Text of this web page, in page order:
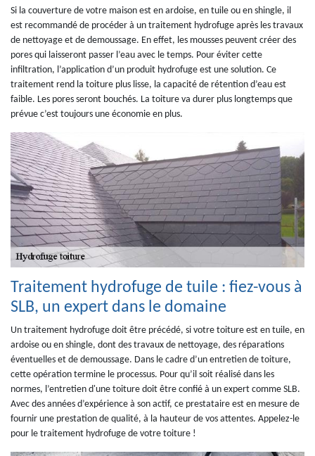
Si la couverture de votre maison est en ardoise, en tuile ou en shingle, il
est recommandé de procéder à un traitement hydrofuge après les travaux
de nettoyage et de demoussage. En effet, les mousses peuvent créer des
pores qui laisseront passer l’eau avec le temps. Pour éviter cette
infiltration, l’application d’un produit hydrofuge est une solution. Ce
traitement rend la toiture plus lisse, la capacité de rétention d’eau est
faible. Les pores seront bouchés. La toiture va durer plus longtemps que
prévue c’est toujours une économie en plus.
Traitement hydrofuge de tuile : fiez-vous à
SLB, un expert dans le domaine
Un traitement hydrofuge doit être précédé, si votre toiture est en tuile, en
ardoise ou en shingle, dont des travaux de nettoyage, des réparations
éventuelles et de demoussage. Dans le cadre d’un entretien de toiture,
cette opération termine le processus. Pour qu’il soit réalisé dans les
normes, l’entretien d'une toiture doit être confié à un expert comme SLB.
Avec des années d’expérience à son actif, ce prestataire est en mesure de
fournir une prestation de qualité, à la hauteur de vos attentes. Appelez-le
pour le traitement hydrofuge de votre toiture !